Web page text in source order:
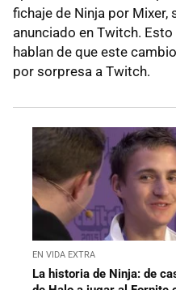
fichaje de Ninja por Mixer,
anunciado en Twitch.
hablan de que este
por sorpresa a Twitch.
EN VIDA EXTRA
La historia de Ninja: de